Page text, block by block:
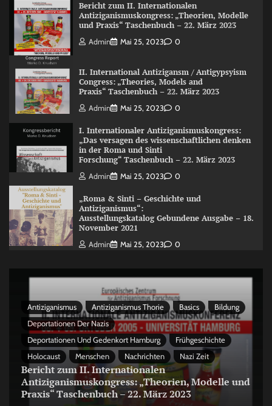
Bericht zum II. Internationalen
Antiziganismuskongress: „Theorien, Modelle
und Praxis“ Taschenbuch – 22. März 2023
Admin Mai 25, 2023 0
II. International Antizigansm / Antigypsyism
Congress: „Theories, Models and
Praxis“ Taschenbuch – 22. März 2023
Admin Mai 25, 2023 0
I. Internationaler Antiziganismuskongress:
„Das versagen des wissenschaftlichen denken
in der Roma und Sinti
Forschung“ Taschenbuch – 22. März 2023
Admin Mai 25, 2023 0
„Roma & Sinti – Geschichte und
Antiziganismus“:
Ausstellungskatalog Gebundene Ausgabe – 18.
November 2021
Admin Mai 25, 2023 0
Antiziganismus Antiziganismus Thorie Basics
Bildung
Deportationen Der Nazis
Deportationen Und Gedenkort Hamburg
Frühgeschichte
Holocaust
Menschen Nachrichten Nazi Zeit
Bericht zum II. Internationalen
Antiziganismuskongress: „Theorien, Modelle und
Praxis“ Taschenbuch – 22. März 2023